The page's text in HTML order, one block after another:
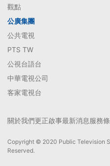
觀點
公廣集團
公共電視
PTS TW
公視台語台
中華電視公司
客家電視台
關於我們更正啟事最新消息服務
Copyright © 2020 Public Television
Reserved.